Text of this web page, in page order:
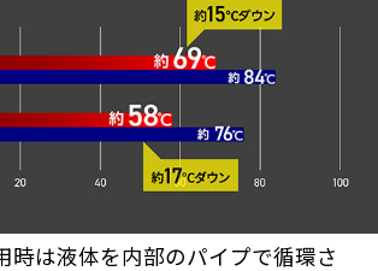
時は液体を内部のパイプで循環さ